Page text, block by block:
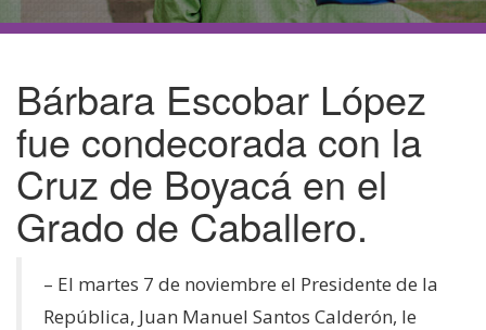
Adopciones
Apoyo en tu Embarazo
Galería de Nuestra Casa
Raíces
Bárbara Escobar López
fue condecorada con la
Cruz de Boyacá en el
Grado de Caballero.
– El martes 7 de noviembre el Presidente de la
República, Juan Manuel Santos Calderón, le